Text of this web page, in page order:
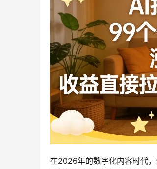
在2026年的数字化内容时代